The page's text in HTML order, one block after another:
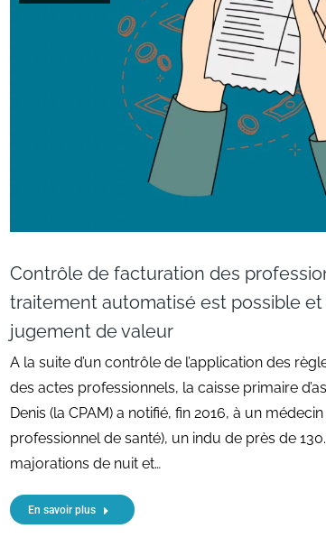
Contrôle de facturation des
traitement automatisé est possible
jugement de valeur
A la suite d’un contrôle de l’application des
des actes professionnels, la caisse primaire
Denis (la CPAM) a notifié, fin 2016, à un
professionnel de santé), un indu de près de
majorations de nuit et…
En savoir plus